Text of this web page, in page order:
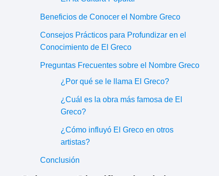
Beneficios de Conocer el Nombre Greco
Consejos Prácticos para Profundizar en el
Conocimiento de El Greco
Preguntas Frecuentes sobre el Nombre Greco
¿Por qué se le llama El Greco?
¿Cuál es la obra más famosa de El
Greco?
¿Cómo influyó El Greco en otros
artistas?
Conclusión